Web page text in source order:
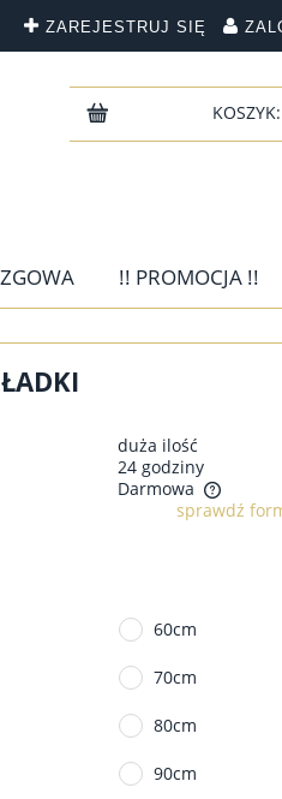
ZAREJESTRUJ SIĘ
KOSZYK:
!! PROMOCJA !!
duża ilość
24 godziny
Darmowa
ewentualnych kosztów
sprawdź
60cm
70cm
80cm
90cm